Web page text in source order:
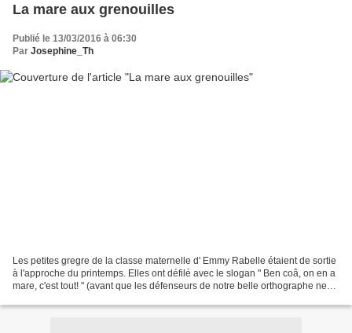
La mare aux grenouilles
Publié le 13/03/2016 à 06:30
Par Josephine_Th
Les petites gregre de la classe maternelle d' Emmy Rabelle étaient de sortie
à l'approche du printemps. Elles ont défilé avec le slogan " Ben coâ, on en a
mare, c'est tout! " (avant que les défenseurs de notre belle orthographe ne